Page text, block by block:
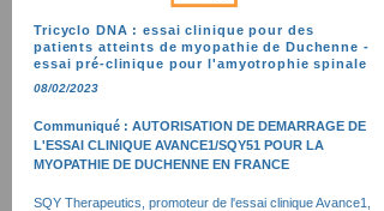
Tricyclo DNA : essai clinique pour des
patients atteints de myopathie de Duchenne -
essai pré-clinique pour l'amyotrophie spinale
08/02/2023
Communiqué : AUTORISATION DE DEMARRAGE DE
L'ESSAI CLINIQUE AVANCE1/SQY51 POUR LA
MYOPATHIE DE DUCHENNE EN FRANCE
SQY Therapeutics, promoteur de l'essai clinique Avance1,